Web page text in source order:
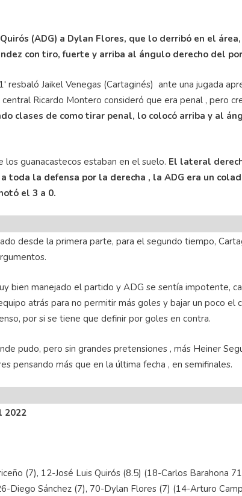
(ADG) a Dylan Flores, que lo derribó en el
con tiro, fuerte y arriba al ángulo derecho del
resbaló Jaikel Venegas (Cartaginés) ante una jugada
Ricardo Montero consideró que era penal , pero
clases de como tirar penal, lo colocó arriba y al
guanacastecos estaban en el suelo. El lateral
toda la defensa por la derecha , la ADG era un
el 3 a 0.
desde la primera parte, para el segundo tiempo,
bien manejado el partido y ADG se sentía impotente,
atrás para no permitir más goles y bajar un poco el
por si se tiene que definir por goles en contra.
pudo, pero sin grandes pretensiones , más Heiner
pensando más que en la última fecha , en semifinales.
2022
(7), 12-José Luis Quirós (8.5) (18-Carlos Barahona
Diego Sánchez (7), 70-Dylan Flores (7) (14-Arturo